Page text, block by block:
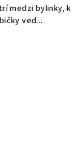
medzi bylinky,
ved...